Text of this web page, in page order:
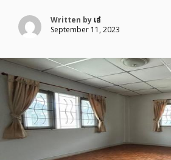
Written by เอ๋
September 11, 2023